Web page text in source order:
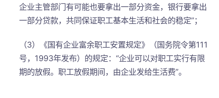
企业主管部门有可能也要拿出一部分资金，银行要拿出
一部分贷款，共同保证职工基本生活和社会的稳定”；
（3）《国有企业富余职工安置规定》（国务院令第111
号，1993年发布）的规定：“企业可以对职工实行有限
期的放假。职工放假期间，由企业发给生活费”。